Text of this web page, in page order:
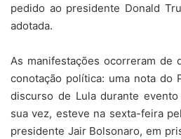
pedido ao presidente Donald
adotada.
As manifestações ocorreram de
conotação política: uma nota do
discurso de Lula durante
sua vez, esteve na sexta-feira
presidente Jair Bolsonaro, em